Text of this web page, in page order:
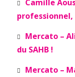
Camille
professionnel,
Mercato –
du SAHB !
Mercato –